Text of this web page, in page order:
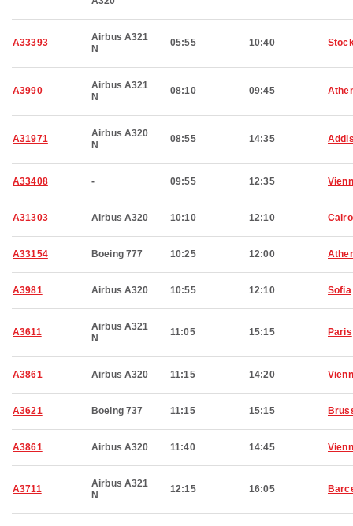
A33393
Airbus A321
N
05:55 10:40
A3990
Airbus A321
N
08:10 09:45
A31971
Airbus A320
N
08:55 14:35
A33408 - 09:55 12:35
A31303 Airbus A320 10:10 12:10 Cairo
A33154 Boeing 777 10:25 12:00
A3981 Airbus A320 10:55 12:10 Sofia
A3611
Airbus A321
N
11:05 15:15 Paris
A3861 Airbus A320 11:15 14:20
A3621 Boeing 737 11:15 15:15
A3861 Airbus A320 11:40 14:45
A3711
Airbus A321
N
12:15 16:05